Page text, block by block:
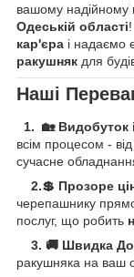
вашому надійному
Одеській області
кар'єра і надаємо
ракушняк для
Наші
1. 🏡 Видобуток
всім процесом -
сучасне
2.💲 Прозоре
черепашнику
послуг, що робить
3. 🚚 Швидка
ракушняка на ваш